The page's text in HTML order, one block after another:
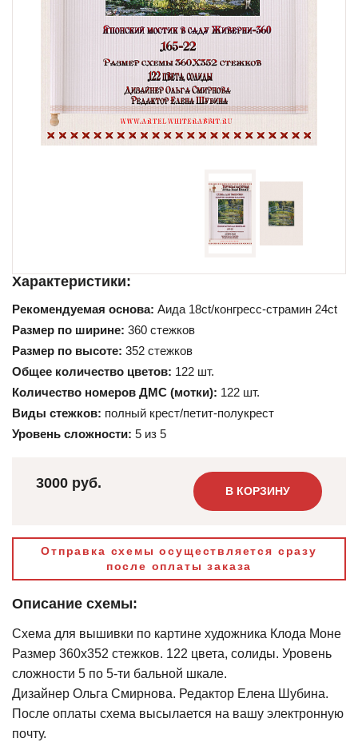
Характеристики:
Рекомендуемая основа: Аида 18ct/конгресс-страмин 24ct
Размер по ширине: 360 стежков
Размер по высоте: 352 стежков
Общее количество цветов: 122 шт.
Количество номеров ДМС (мотки): 122 шт.
Виды стежков: полный крест/петит-полукрест
Уровень сложности: 5 из 5
3000 руб. В КОРЗИНУ
Отправка схемы осуществляется сразу
после оплаты заказа
Описание схемы:
Схема для вышивки по картине художника Клода Моне
Размер 360х352 стежков. 122 цвета, солиды. Уровень
сложности 5 по 5-ти бальной шкале.
Дизайнер Ольга Смирнова. Редактор Елена Шубина.
После оплаты схема высылается на вашу электронную
почту.